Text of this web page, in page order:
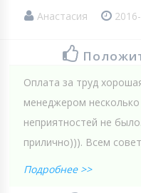
Анастасия
Оплата за труд
менеджером
неприятностей не
прилично))). Всем
Подробнее >>